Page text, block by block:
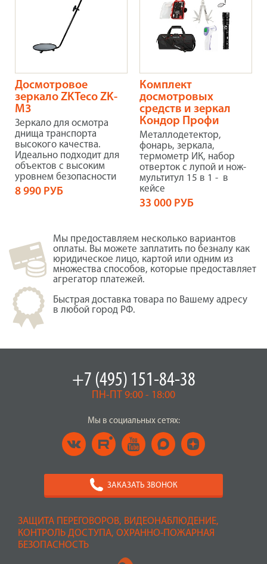
Досмотровое
зеркало ZKTeco ZK-
M3
Зеркало для осмотра
днища транспорта
высокого качества.
Идеально подходит для
объектов с высоким
уровнем безопасности
8 990 РУБ
Комплект
досмотровых
средств и зеркал
Кондор Профи
Металлодетектор,
фонарь, зеркала,
термометр ИК, набор
отверток с лупой и нож-
мультитул 15 в 1 - в
кейсе
33 000 РУБ
Мы предоставляем несколько вариантов
оплаты. Вы можете заплатить по безналу как
юридическое лицо, картой или одним из
множества способов, которые предоставляет
агрегатор платежей.
Быстрая доставка товара по Вашему адресу
в любой город РФ.
ЗАЩИТА ПЕРЕГОВОРОВ, ВИДЕОНАБЛЮДЕНИЕ,
КОНТРОЛЬ ДОСТУПА, ОХРАННО-ПОЖАРНАЯ
БЕЗОПАСНОСТЬ
+7 (495) 151-84-38
ПН-ПТ 9:00 - 18:00
Мы в социальных сетях:
ЗАКАЗАТЬ ЗВОНОК